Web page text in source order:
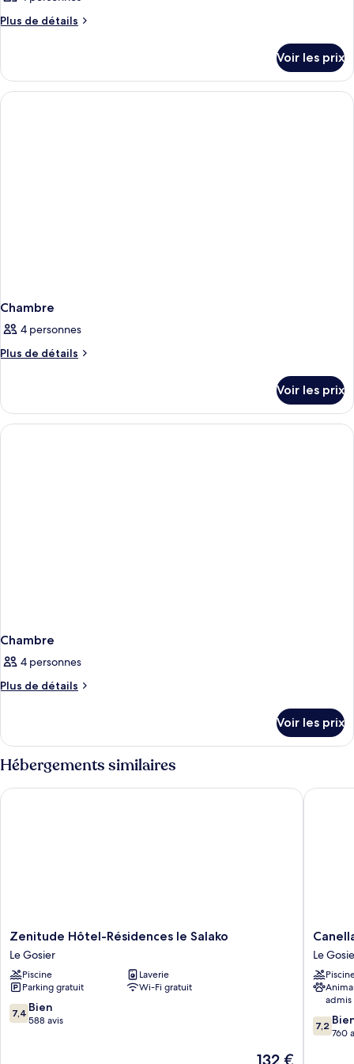
Plus de détails
Plus
le
type
de
Voir les prix
Chambre
4 personnes
Plus de détails
Plus
le
type
de
Voir les prix
Chambre
4 personnes
Plus de détails
Plus
le
type
de
chambre
Chambre
Voir les prix
Hébergements similaires
Zenitude
Hôtel-
Résidences
le
Salako
Le
Gosier
Zenitude Hôtel-Résidences le Salako
Le Gosier
Piscine
Laverie
Parking gratuit
Wi-Fi gratuit
7.4
sur
7,4 Bien
588 avis
Le
132 €
Zenitude Hôtel-Résidences le Salako
Canella
Beach
Hotel
Le
Gosier
Le
admis
7.2
sur
7,2
760
Canella